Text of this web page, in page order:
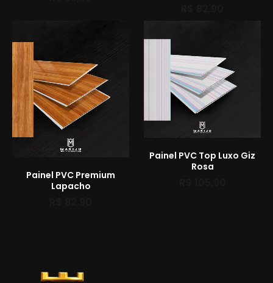
Painel PVC Premium
Lapacho
Painel PVC Top Luxo Giz
Rosa